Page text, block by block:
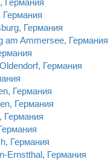
Германия
Германия
Германия
am Ammersee, Германия
Германия
Германия
Германия
Германия
Германия
Ernstthal, Германия